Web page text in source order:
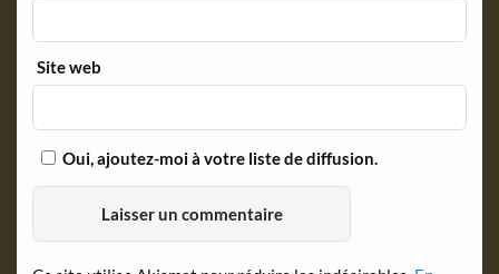
Site web
Oui, ajoutez-moi à votre liste de diffusion.